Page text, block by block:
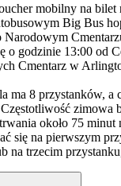
mobilny na bilet
Big Bus
Narodowym
o godzinie 13:00 od
Cmentarz w
ma 8 przystanków, a
zimowa
około 75 minut
się na pierwszym
na trzecim